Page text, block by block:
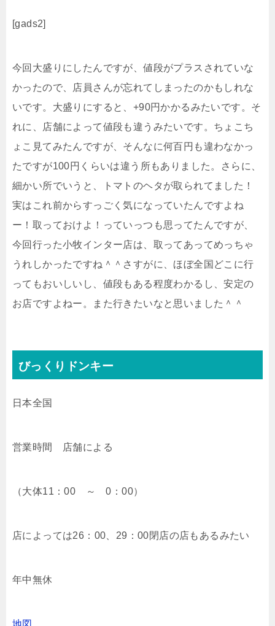
[gads2]
今回大盛りにしたんですが、値段がプラスされていな
かったので、店員さんが忘れてしまったのかもしれな
いです。大盛りにすると、+90円かかるみたいです。そ
れに、店舗によって値段も違うみたいです。ちょこち
ょこ見てみたんですが、そんなに何百円も違わなかっ
たですが100円くらいは違う所もありました。さらに、
細かい所でいうと、トマトのヘタが取られてました！
実はこれ前からすっごく気になっていたんですよね
ー！取っておけよ！っていっつも思ってたんですが、
今回行った小牧インター店は、取ってあってめっちゃ
うれしかったですね＾＾さすがに、ほぼ全国どこに行
ってもおいしいし、値段もある程度わかるし、安定の
お店ですよねー。また行きたいなと思いました＾＾
びっくりドンキー
日本全国
営業時間 店舗による
（大体11：00 ～ 0：00）
店によっては26：00、29：00閉店の店もあるみたい
年中無休
地図